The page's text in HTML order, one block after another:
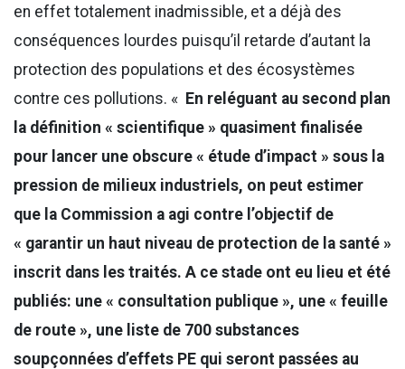
en effet totalement inadmissible, et a déjà des
conséquences lourdes puisqu’il retarde d’autant la
protection des populations et des écosystèmes
contre ces pollutions. « En reléguant au second plan
la définition « scientifique » quasiment finalisée
pour lancer une obscure « étude d’impact » sous la
pression de milieux industriels, on peut estimer
que la Commission a agi contre l’objectif de
« garantir un haut niveau de protection de la santé »
inscrit dans les traités. A ce stade ont eu lieu et été
publiés: une « consultation publique », une « feuille
de route », une liste de 700 substances
soupçonnées d’effets PE qui seront passées au